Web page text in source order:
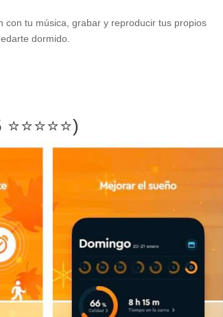
con tu música, grabar y reproducir tus propios
dormido.